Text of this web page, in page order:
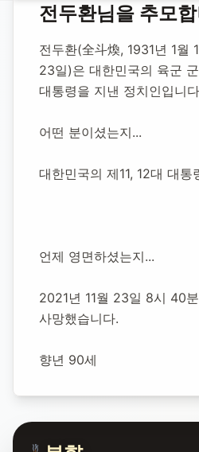
합동 추모 전두환 제11-12대
전두환 제
대통령
1931년 1월 18일-
전두환님을 추모
전두환(全斗煥, 1931년 1월
23일)은 대한민국의 육군 군
대통령을 지낸 정치인입니
어떤 분이셨는지...
대한민국의 제11, 12대 대통
언제 영면하셨는지...
2021년 11월 23일 8시 40
사망했습니다.
향년 90세